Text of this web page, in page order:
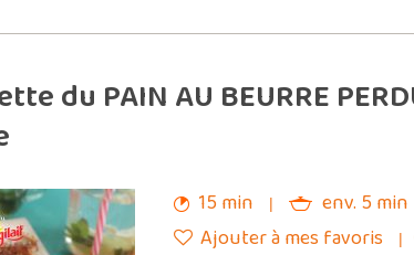
du PAIN AU BEURRE
15 min
env. 5 min
Ajouter à mes favoris